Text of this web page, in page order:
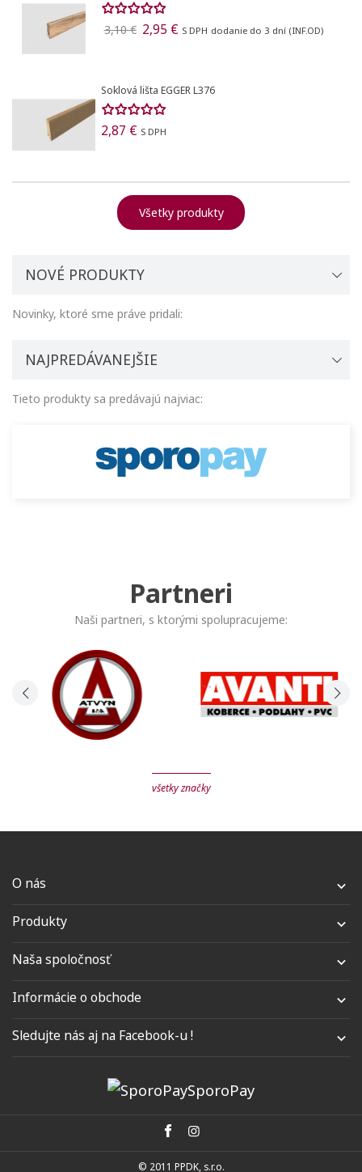
3,10 € 2,95 € S DPH dodanie do 3 dní (INF.OD)
Soklová lišta EGGER L376
2,87 € S DPH
Všetky produkty
NOVÉ PRODUKTY
Novinky, ktoré sme práve pridali:
NAJPREDÁVANEJŠIE
Tieto produkty sa predávajú najviac:
Partneri
Naši partneri, s ktorými spolupracujeme:
všetky značky
O nás 
Produkty 
Naša spoločnosť 
Informácie o obchode 
Sledujte nás aj na Facebook-u ! 
© 2011 PPDK, s.r.o.
SporoPay